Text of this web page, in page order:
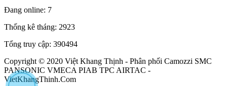
Đang online: 7
Thống kê tháng: 2923
Tổng truy cập: 390494
Copyright © 2020 Việt Khang Thịnh - Phân phối Camozzi SMC
PANSONIC VMECA PIAB TPC AIRTAC -
VietKhangThinh.Com